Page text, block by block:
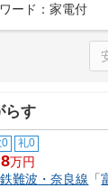
ード：家電付
らす
0 礼0
万円
難波・奈良線 「